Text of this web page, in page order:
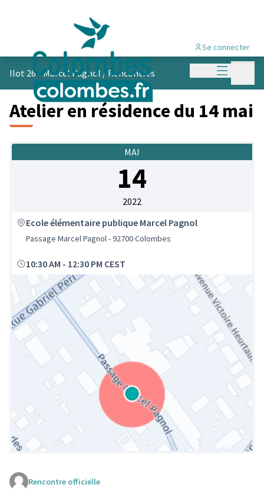
Menu
Se connecter
Ilot 26 - Marcel Pagnol / Rencontres
Atelier en résidence du 14 mai
MAI
14
2022
Ecole élémentaire publique Marcel Pagnol
Passage Marcel Pagnol - 92700 Colombes
10:30 AM - 12:30 PM CEST
Rencontre officielle